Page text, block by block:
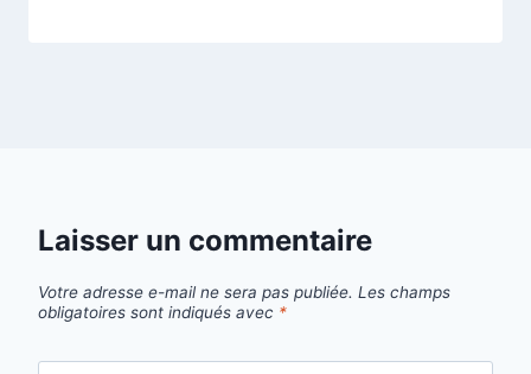
Laisser un commentaire
Votre adresse e-mail ne sera pas publiée. Les champs
obligatoires sont indiqués avec *